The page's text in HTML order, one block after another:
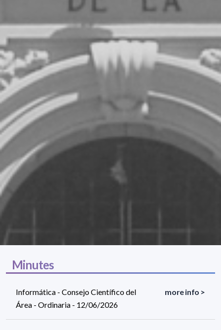
Minutes
Informática - Consejo Científico del
Área - Ordinaria - 12/06/2026
more info >